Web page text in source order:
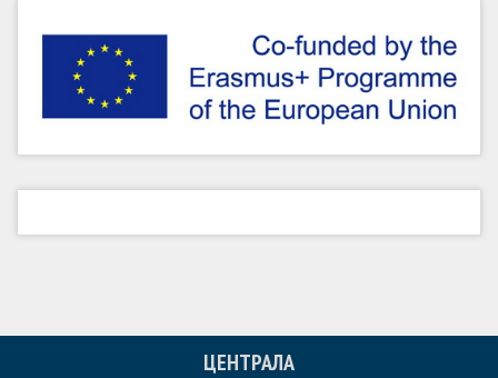
ЦЕНТРАЛА